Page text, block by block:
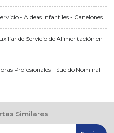
- Aldeas Infantiles - Canelones
de Servicio de Alimentación en
Profesionales - Sueldo Nominal
Similares